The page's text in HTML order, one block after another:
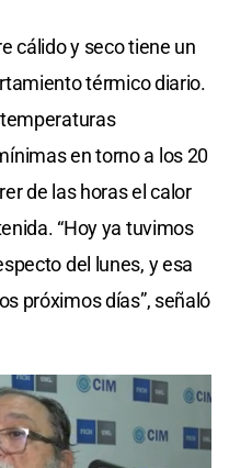
cálido y seco tiene un
térmico diario.
en torno a los 20
de las horas el calor
“Hoy ya tuvimos
del lunes, y esa
próximos días”, señaló